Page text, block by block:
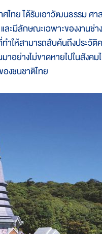
ทย ได้รับเอาวัฒนธรรม ศ
ะมีลักษณะเฉพาะของงานช่
ให้สามารถสืบค้นถึงประวัติ
อย่างไม่ขาดหายไปในสังค
งชนชาติไทย